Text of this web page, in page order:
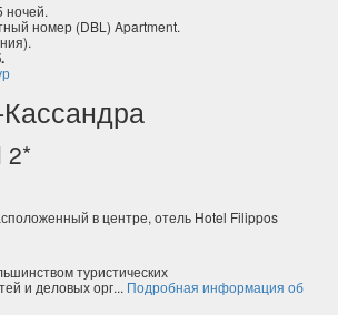
ночей.
номер (DBL) Apartment.
2*
в центре, отель Hotel Filippos
туристических
и деловых орг... Подробная информация об